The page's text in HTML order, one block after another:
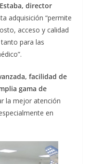
director
adquisición “permite
acceso y calidad
para las
facilidad de
gama de
la mejor atención
en